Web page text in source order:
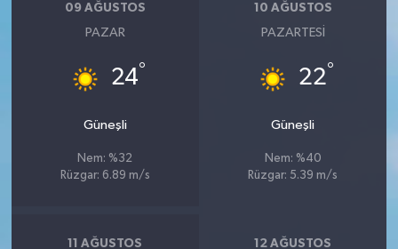
09 AĞUSTOS
PAZAR
24°
Güneşli
Nem: %32
Rüzgar: 6.89 m/s
10 AĞUSTOS
PAZARTESI
22°
Güneşli
Nem: %40
Rüzgar: 5.39 m/s
11 AĞUSTOS 12 AĞUSTOS